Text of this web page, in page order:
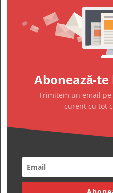
Abonează-
Trimitem un email
curent cu tot